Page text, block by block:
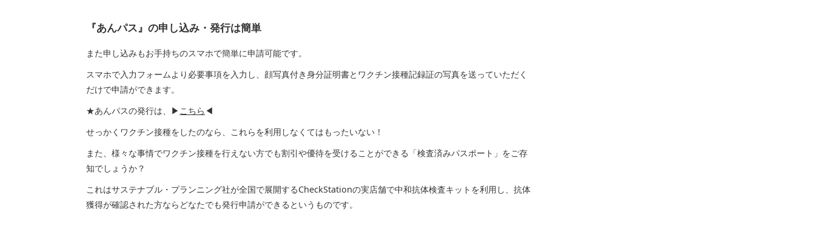
『あんパス』の申し込み・発行は簡単
また申し込みもお手持ちのスマホで簡単に申請可能です。
スマホで入力フォームより必要事項を入力し、顔写真付き身分証明書とワクチン接種記録証の写真を送っていただく
だけで申請ができます。
★あんパスの発行は、▶ こちら ◀
せっかくワクチン接種をしたのなら、これらを利用しなくてはもったいない！
また、様々な事情でワクチン接種を行えない方でも割引や優待を受けることができる「検査済みパスポート」をご存
知でしょうか？
これはサステナブル・プランニング社が全国で展開するCheckStationの実店舗で中和抗体検査キットを利用し、抗体
獲得が確認された方ならどなたでも発行申請ができるというものです。